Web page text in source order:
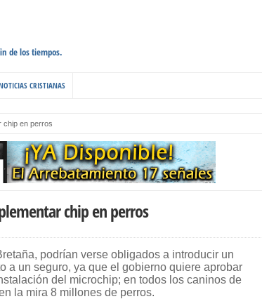
de los tiempos.
CRISTIANAS
chip en perros
chip en perros
podrían verse obligados a introducir un
a un seguro, ya que el gobierno quiere aprobar
del microchip; en todos los caninos de
la mira 8 millones de perros.